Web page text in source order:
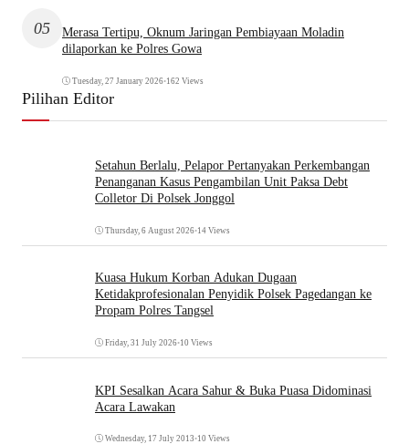
05
Merasa Tertipu, Oknum Jaringan Pembiayaan Moladin
dilaporkan ke Polres Gowa
Tuesday, 27 January 2026•162 Views
Pilihan Editor
Setahun Berlalu, Pelapor Pertanyakan Perkembangan
Penanganan Kasus Pengambilan Unit Paksa Debt
Colletor Di Polsek Jonggol
Thursday, 6 August 2026•14 Views
Kuasa Hukum Korban Adukan Dugaan
Ketidakprofesionalan Penyidik Polsek Pagedangan ke
Propam Polres Tangsel
Friday, 31 July 2026•10 Views
KPI Sesalkan Acara Sahur & Buka Puasa Didominasi
Acara Lawakan
Wednesday, 17 July 2013 •10 Views